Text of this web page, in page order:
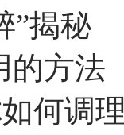
”揭秘
的方法
何调